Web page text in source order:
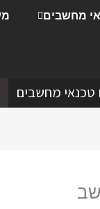
מחשבים
טכנאי מחשבים